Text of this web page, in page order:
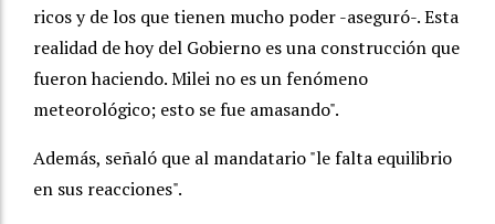
ricos y de los que tienen mucho poder -aseguró-. Esta
realidad de hoy del Gobierno es una construcción que
fueron haciendo. Milei no es un fenómeno
meteorológico; esto se fue amasando".
Además, señaló que al mandatario "le falta equilibrio
en sus reacciones".